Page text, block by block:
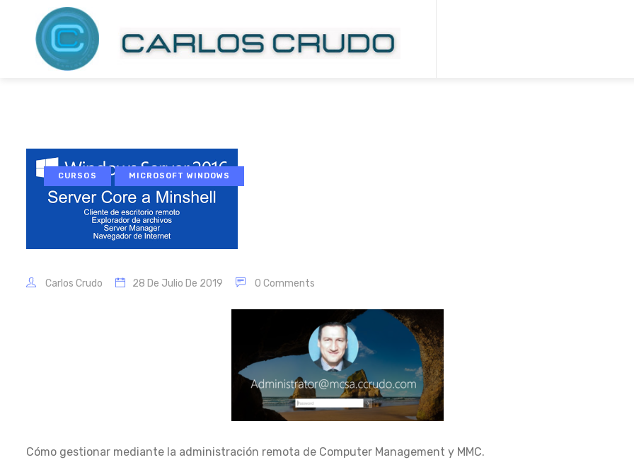
CURSOS MICROSOFT WINDOWS
Carlos Crudo 28 De Julio De 2019 0 Comments
Cómo gestionar mediante la administración remota de Computer Management y MMC.